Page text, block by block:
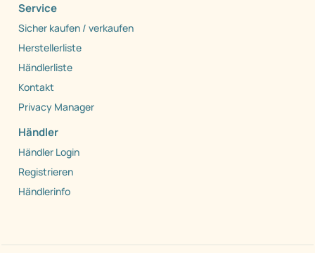
Service
Sicher kaufen / verkaufen
Herstellerliste
Händlerliste
Kontakt
Privacy Manager
Händler
Händler Login
Registrieren
Händlerinfo